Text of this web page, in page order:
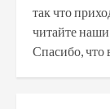
так что
читайте
Спасибо, что